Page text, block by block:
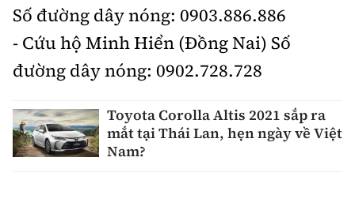
Số đường dây nóng: 0903.886.886
- Cứu hộ Minh Hiển (Đồng Nai) Số
đường dây nóng: 0902.728.728
Toyota Corolla Altis 2021 sắp ra
mắt tại Thái Lan, hẹn ngày về Việt
Nam?